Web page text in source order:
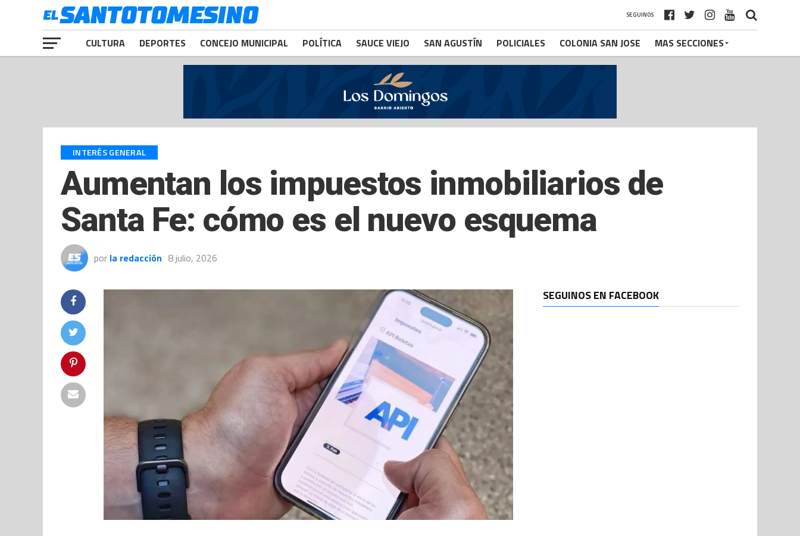
SEGUINOS
CULTURA DEPORTES CONCEJO MUNICIPAL POLÍTICA SAUCE VIEJO SAN AGUSTÍN POLICIALES COLONIA SAN JOSE MAS SECCIONES
INTERÉS GENERAL
Aumentan los impuestos inmobiliarios de
Santa Fe: cómo es el nuevo esquema
por la redacción 8 julio, 2026
SEGUINOS EN FACEBOOK